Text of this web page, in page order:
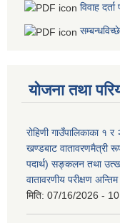
विवाह
योजना तथा
रोहिणी गाउँपालिकाका १
खण्डबाट वातावरणमैत्री
पदार्थ) सङ्कलन तथा
वातावरणीय परीक्षण
मिति: 07/16/2026 -